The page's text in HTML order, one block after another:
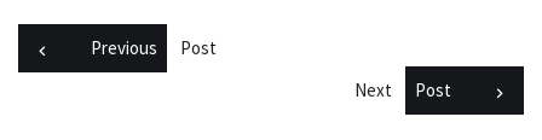
Previous
Post
Next
Post